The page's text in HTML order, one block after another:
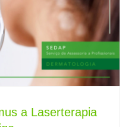
a Laserterapia